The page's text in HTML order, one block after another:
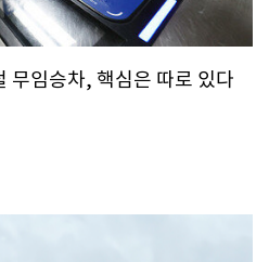
무임승차, 핵심은 따로 있다